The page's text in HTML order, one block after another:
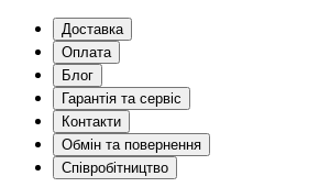
Доставка
Оплата
Блог
Гарантія та сервіс
Контакти
Обмін та повернення
Співробітництво